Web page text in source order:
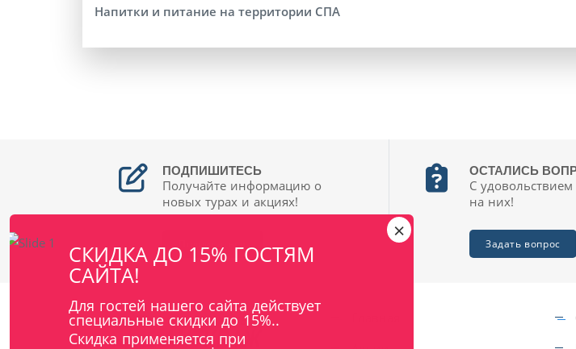
Напитки и питание на территории СПА
ПОДПИШИТЕСЬ
Получайте информацию о
новых турах и акциях!
ОСТАЛИСЬ
С
на них!
Задать вопрос
×
СКИДКА ДО 15% ГОСТЯМ
САЙТА!
Для гостей нашего сайта действует
специальные скидки до 15%..
Скидка применяется при